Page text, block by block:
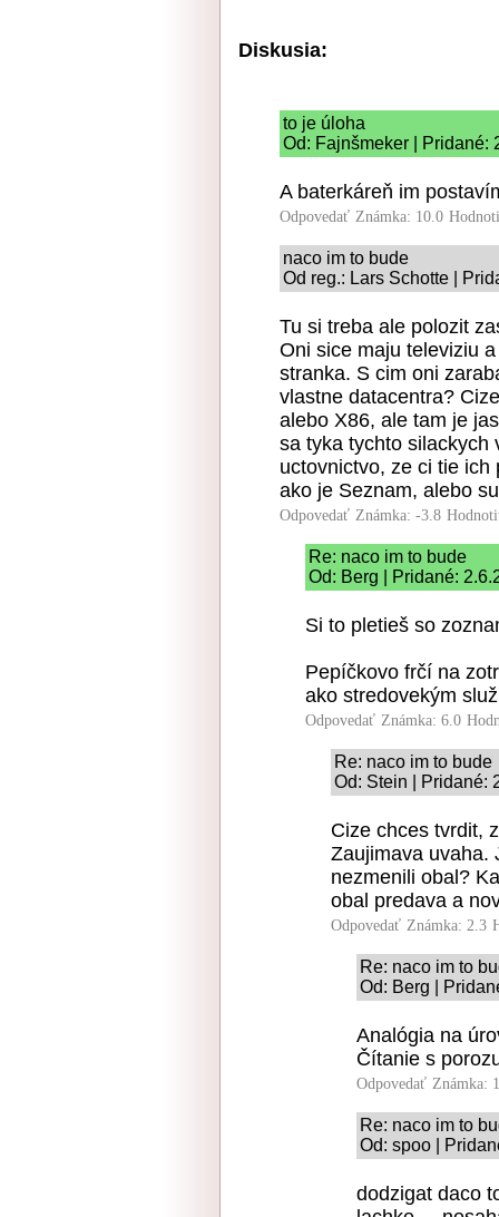
Diskusia:
to je úloha
Od: Fajnšmeker | Pridané:
A baterkáreň im
Odpovedať Známka: 10.0
naco im to bude
Od reg.: Lars Schotte |
Tu si treba ale polozit
Oni sice maju televiziu
stranka. S cim oni
vlastne datacentra?
alebo X86, ale tam je
sa tyka tychto silackych
uctovnictvo, ze ci tie
ako je Seznam, alebo
Odpovedať Známka: -3.8
Re: naco im to bude
Od: Berg | Pridané:
Si to pletieš so
Pepíčkovo frčí na
ako stredovekým
Odpovedať Známka: 6.0
Re: naco im to bude
Od: Stein | Pridané:
Cize chces tvrdit,
Zaujimava uvaha.
nezmenili obal?
obal predava a
Odpovedať Známka: 2.3
Re: naco im to
Od: Berg |
Analógia na
Čítanie s
Odpovedať Známka:
Re: naco im to
Od: spoo |
dodzigat daco